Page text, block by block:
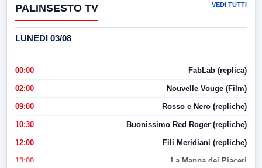
PALINSESTO TV VEDI TUTTI
LUNEDI 03/08
00:00 FabLab (replica)
02:00 Nouvelle Vouge (Film)
09:00 Rosso e Nero (repliche)
10:30 Buonissimo Red Roger (repliche)
12:00 Fili Meridiani (repliche)
13:00 La Mappa dei Piaceri